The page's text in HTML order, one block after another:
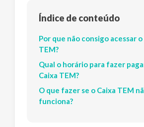
Índice de conteúdo
Por que não consigo acessar o
TEM?
Qual o horário para fazer
Caixa TEM?
O que fazer se o Caixa TEM
funciona?